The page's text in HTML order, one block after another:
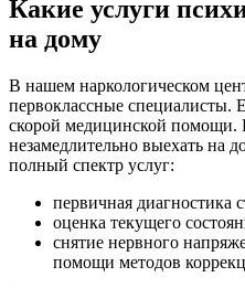
Какие услуги
на дому
В нашем наркологическом
первоклассные специалисты.
скорой медицинской
незамедлительно выехать на
полный спектр услуг:
первичная диагностика
оценка текущего
снятие нервного
помощи методов